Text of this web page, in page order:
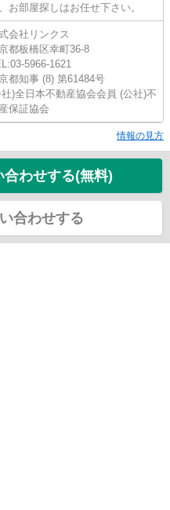
お部屋探しはお任せ下さい。
会社リンクス
都板橋区幸町36-8
5966-1621
都知事 (8) 第61484号
社)全日本不動産協会会員 (公社)不
保証協会
情報の見方
わせする(無料)
合わせする